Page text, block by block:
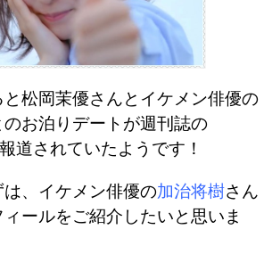
松岡茉優さんとイケメン俳優の
のお泊りデートが週刊誌の
道されていたようです！
は、イケメン俳優の加治将樹さん
ールをご紹介したいと思いま